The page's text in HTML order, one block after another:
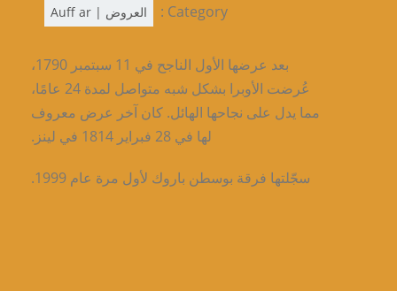
Category : العروض | Auff ar
بعد عرضها الأول الناجح في 11 سبتمبر 1790،
عُرضت الأوبرا بشكل شبه متواصل لمدة 24 عامًا،
مما يدل على نجاحها الهائل. كان آخر عرض معروف
لها في 28 فبراير 1814 في لينز.
سجّلتها فرقة بوسطن باروك لأول مرة عام 1999.